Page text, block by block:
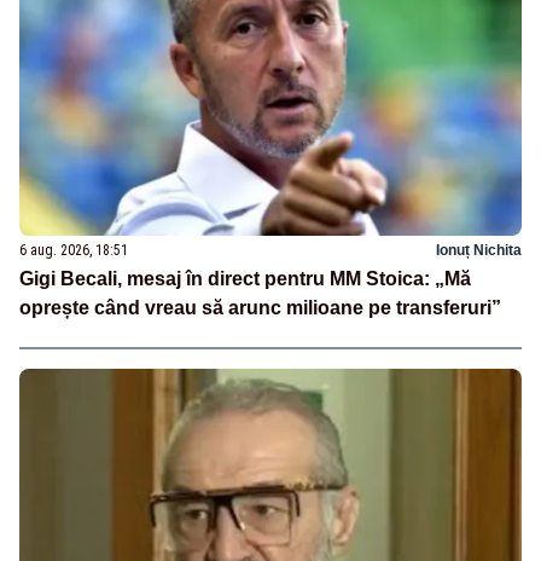
6 aug. 2026, 18:51 Ionuț Nichita
Gigi Becali, mesaj în direct pentru MM Stoica: „Mă
oprește când vreau să arunc milioane pe transferuri”